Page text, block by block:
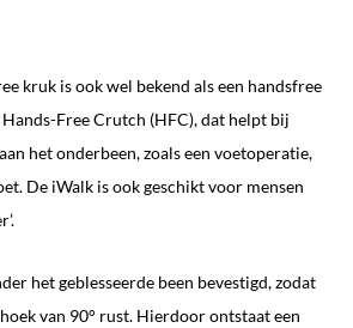
kruk is ook wel bekend als een handsfree
Free Crutch (HFC), dat helpt bij
het onderbeen, zoals een voetoperatie,
De iWalk is ook geschikt voor mensen
het geblesseerde been bevestigd, zodat
van 90° rust. Hierdoor ontstaat een